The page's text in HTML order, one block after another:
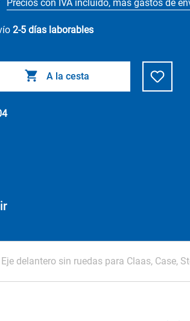
Precios con IVA incluido, más gastos de
2-5 días laborables
A la cesta
Eje delantero sin ruedas para Claas, Case,